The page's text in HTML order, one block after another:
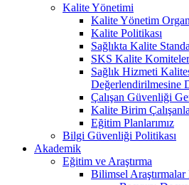
Kalite Yönetimi
Kalite Yönetim
Kalite Politikası
Sağlıkta Kalite
SKS Kalite
Sağlık Hizmeti
Değerlendirilmesine
Çalışan Güvenliği
Kalite Birim
Eğitim Planlarımız
Bilgi Güvenliği Politikası
Akademik
Eğitim ve Araştırma
Bilimsel